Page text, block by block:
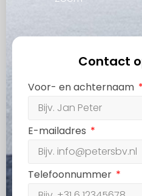
Contact
Voor- en achternaam
E-mailadres
Telefoonnummer